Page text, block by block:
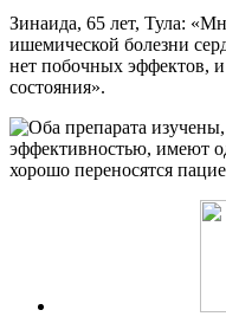
Зинаида, 65 лет, Тула:
ишемической болезни
нет побочных эффектов,
состояния».